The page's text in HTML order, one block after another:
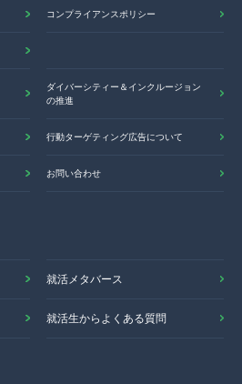
コンプライアンスポリシー
ダイバーシティー＆インクルージョン
の推進
行動ターゲティング広告について
お問い合わせ
就活メタバース
就活生からよくある質問